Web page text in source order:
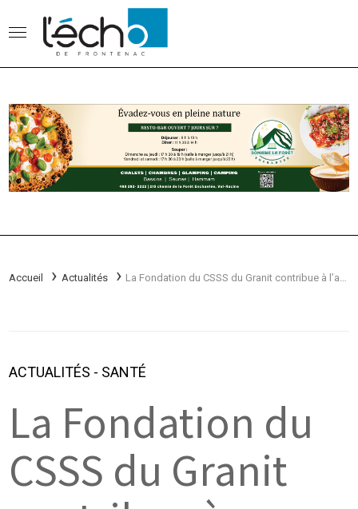
Accueil Actualités
ACTUALITÉS - SANTÉ
La Fondation du
CSSS du Granit